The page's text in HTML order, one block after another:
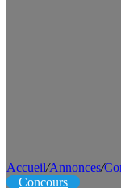
Accueil/Annonces/
Concours